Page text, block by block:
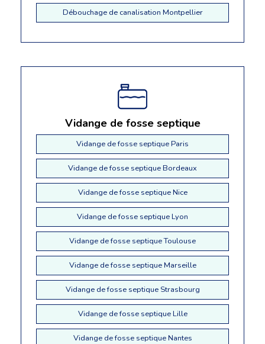
Débouchage de canalisation Montpellier
Vidange de fosse septique
Vidange de fosse septique Paris
Vidange de fosse septique Bordeaux
Vidange de fosse septique Nice
Vidange de fosse septique Lyon
Vidange de fosse septique Toulouse
Vidange de fosse septique Marseille
Vidange de fosse septique Strasbourg
Vidange de fosse septique Lille
Vidange de fosse septique Nantes